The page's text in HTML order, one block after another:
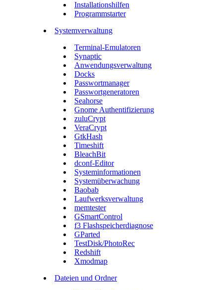
Installationshilfen
Programmstarter
Systemverwaltung
Terminal-Emulatoren
Synaptic
Anwendungsverwaltung
Docks
Passwortmanager
Passwortgeneratoren
Seahorse
Gnome Authentifizierung
zuluCrypt
VeraCrypt
GtkHash
Timeshift
BleachBit
dconf-Editor
Systeminformationen
Systemüberwachung
Baobab
Laufwerksverwaltung
memtester
GSmartControl
f3 Flashspeicherdiagnose
GParted
TestDisk/PhotoRec
Redshift
Xmodmap
Dateien und Ordner